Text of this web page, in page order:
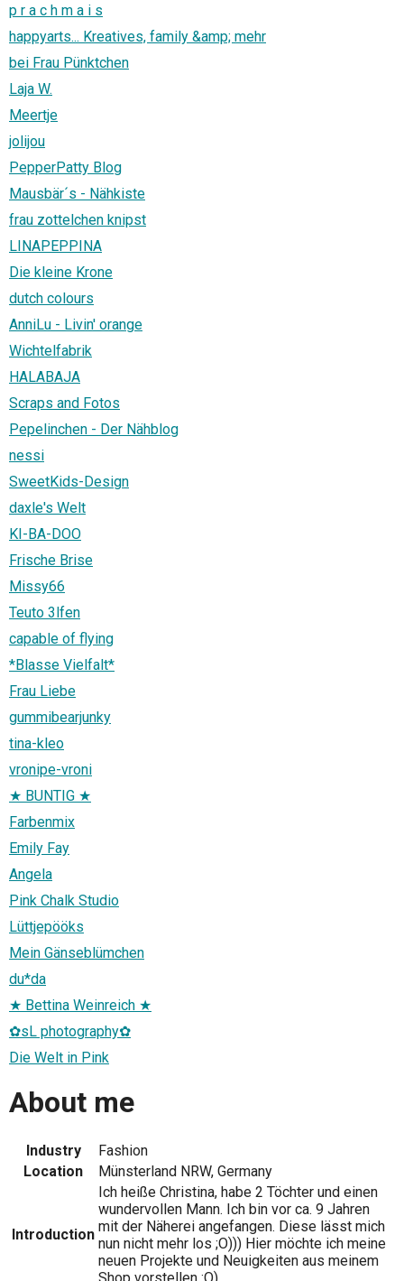
p r a c h m a i s
happyarts... Kreatives, family &amp; mehr
bei Frau Pünktchen
Laja W.
Meertje
jolijou
PepperPatty Blog
Mausbär´s - Nähkiste
frau zottelchen knipst
LINAPEPPINA
Die kleine Krone
dutch colours
AnniLu - Livin' orange
Wichtelfabrik
HALABAJA
Scraps and Fotos
Pepelinchen - Der Nähblog
nessi
SweetKids-Design
daxle's Welt
KI-BA-DOO
Frische Brise
Missy66
Teuto 3lfen
capable of flying
*Blasse Vielfalt*
Frau Liebe
gummibearjunky
tina-kleo
vronipe-vroni
★ BUNTIG ★
Farbenmix
Emily Fay
Angela
Pink Chalk Studio
Lüttjepööks
Mein Gänseblümchen
du*da
★ Bettina Weinreich ★
✿sL photography✿
Die Welt in Pink
About me
Industry
Fashion
Location
Münsterland NRW, Germany
Introduction
Ich heiße Christina, habe 2 Töchter und einen
wundervollen Mann. Ich bin vor ca. 9 Jahren
mit der Näherei angefangen. Diese lässt mich
nun nicht mehr los ;O))) Hier möchte ich meine
neuen Projekte und Neuigkeiten aus meinem
Shop vorstellen :O)